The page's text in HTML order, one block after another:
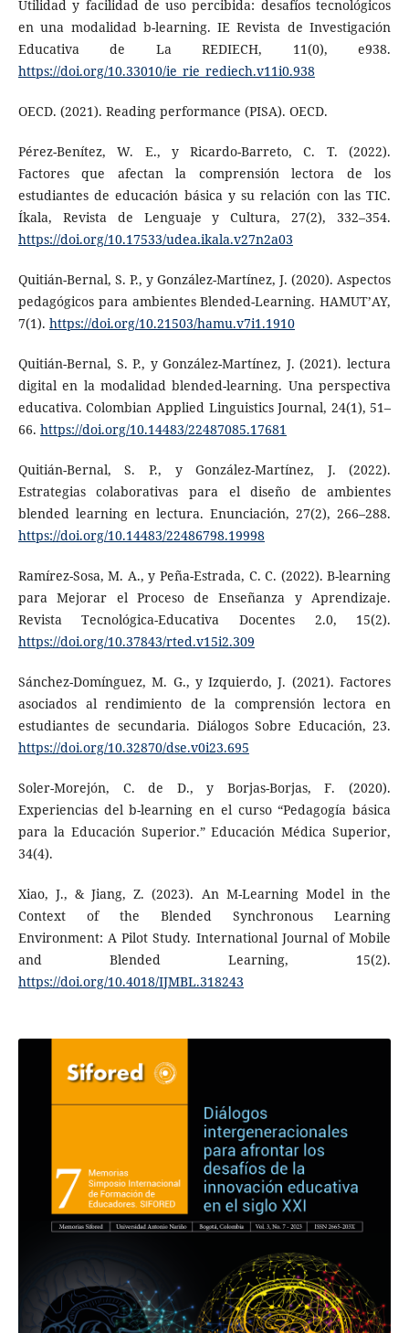
Utilidad y facilidad de uso percibida: desafíos tecnológicos
en una modalidad b-learning. IE Revista de Investigación
Educativa de La REDIECH, 11(0), e938.
https://doi.org/10.33010/ie_rie_rediech.v11i0.938
OECD. (2021). Reading performance (PISA). OECD.
Pérez-Benítez, W. E., y Ricardo-Barreto, C. T. (2022).
Factores que afectan la comprensión lectora de los
estudiantes de educación básica y su relación con las TIC.
Íkala, Revista de Lenguaje y Cultura, 27(2), 332–354.
https://doi.org/10.17533/udea.ikala.v27n2a03
Quitián-Bernal, S. P., y González-Martínez, J. (2020). Aspectos
pedagógicos para ambientes Blended-Learning. HAMUT’AY,
7(1). https://doi.org/10.21503/hamu.v7i1.1910
Quitián-Bernal, S. P., y González-Martínez, J. (2021). lectura
digital en la modalidad blended-learning. Una perspectiva
educativa. Colombian Applied Linguistics Journal, 24(1), 51–
66. https://doi.org/10.14483/22487085.17681
Quitián-Bernal, S. P., y González-Martínez, J. (2022).
Estrategias colaborativas para el diseño de ambientes
blended learning en lectura. Enunciación, 27(2), 266–288.
https://doi.org/10.14483/22486798.19998
Ramírez-Sosa, M. A., y Peña-Estrada, C. C. (2022). B-learning
para Mejorar el Proceso de Enseñanza y Aprendizaje.
Revista Tecnológica-Educativa Docentes 2.0, 15(2).
https://doi.org/10.37843/rted.v15i2.309
Sánchez-Domínguez, M. G., y Izquierdo, J. (2021). Factores
asociados al rendimiento de la comprensión lectora en
estudiantes de secundaria. Diálogos Sobre Educación, 23.
https://doi.org/10.32870/dse.v0i23.695
Soler-Morejón, C. de D., y Borjas-Borjas, F. (2020).
Experiencias del b-learning en el curso “Pedagogía básica
para la Educación Superior.” Educación Médica Superior,
34(4).
Xiao, J., & Jiang, Z. (2023). An M-Learning Model in the
Context of the Blended Synchronous Learning
Environment: A Pilot Study. International Journal of Mobile
and Blended Learning, 15(2).
https://doi.org/10.4018/IJMBL.318243